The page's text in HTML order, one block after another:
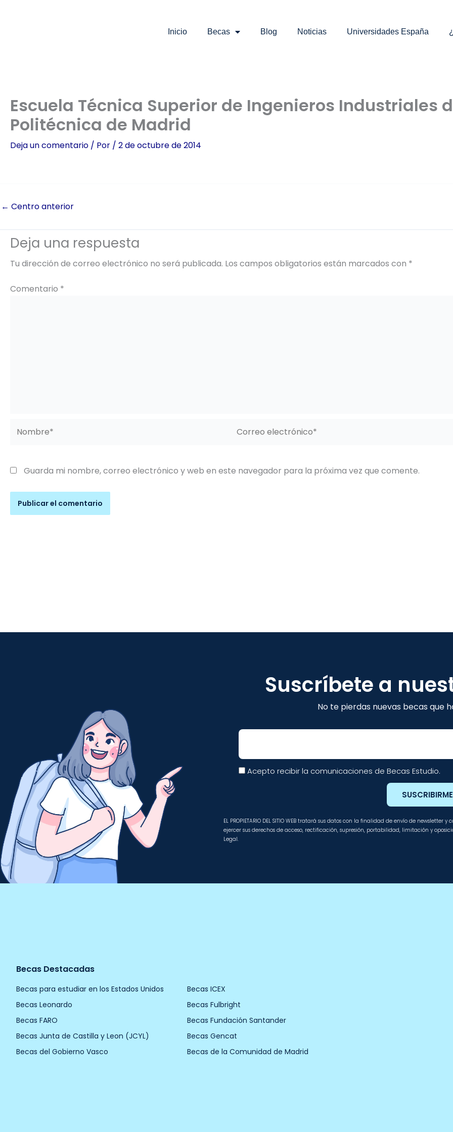
Inicio Becas Blog Noticias Universidades España
Escuela Técnica Superior de Ingenieros Industriales
Politécnica de Madrid
Deja un comentario / Por / 2 de octubre de 2014
← Centro anterior
Deja una respuesta
Tu dirección de correo electrónico no será publicada. Los campos obligatorios están marcados con *
Comentario *
electrónico*
Guarda mi nombre, correo electrónico y web en este navegador para la próxima vez que comente.
Suscríbete a
No te pierdas nuevas becas que
Email
Acepto recibir la comunicaciones de Becas Estudio.
SUSCRIBIRME
EL PROPIETARIO DEL SITIO WEB tratará sus datos con la finalidad de envío de
ejercer sus derechos de acceso, rectificación, supresión, portabilidad, limitación y
Legal.
Becas Destacadas
Becas para estudiar en los Estados Unidos
Becas ICEX
Becas Leonardo
Becas Fulbright
Becas FARO
Becas Fundación Santander
Becas Junta de Castilla y Leon (JCYL)
Becas Gencat
Becas del Gobierno Vasco
Becas de la Comunidad de Madrid